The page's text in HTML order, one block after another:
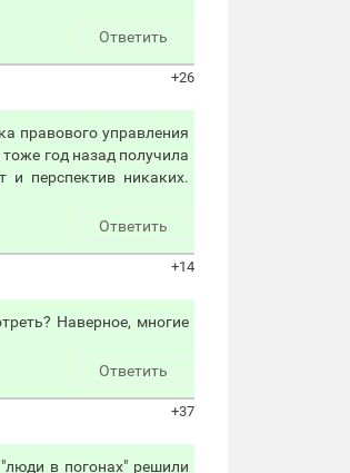
Ответить
+26
правового управления
год назад получила
перспектив никаких.
Ответить
+14
Наверное, многие
Ответить
+37
в погонах" решили